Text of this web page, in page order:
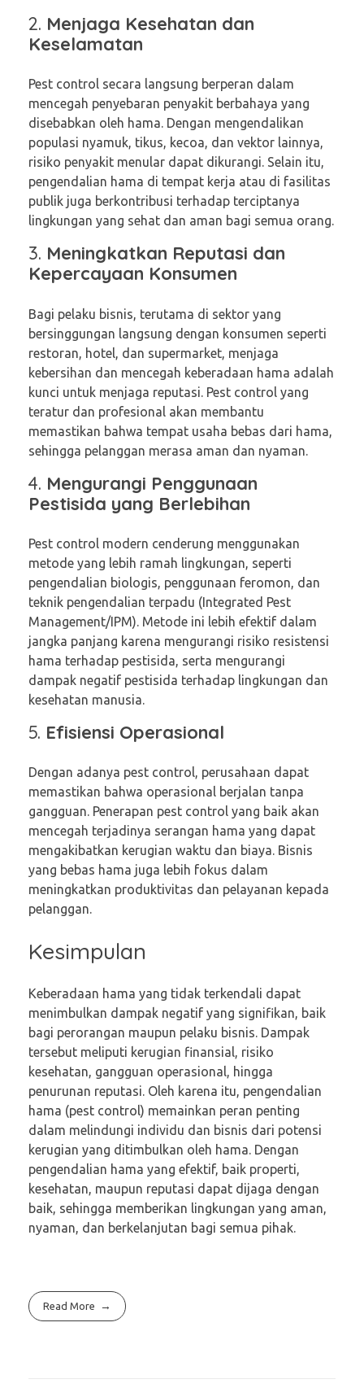
2. Menjaga Kesehatan dan
Keselamatan
Pest control secara langsung berperan dalam
mencegah penyebaran penyakit berbahaya yang
disebabkan oleh hama. Dengan mengendalikan
populasi nyamuk, tikus, kecoa, dan vektor lainnya,
risiko penyakit menular dapat dikurangi. Selain itu,
pengendalian hama di tempat kerja atau di fasilitas
publik juga berkontribusi terhadap terciptanya
lingkungan yang sehat dan aman bagi semua orang.
3. Meningkatkan Reputasi dan
Kepercayaan Konsumen
Bagi pelaku bisnis, terutama di sektor yang
bersinggungan langsung dengan konsumen seperti
restoran, hotel, dan supermarket, menjaga
kebersihan dan mencegah keberadaan hama adalah
kunci untuk menjaga reputasi. Pest control yang
teratur dan profesional akan membantu
memastikan bahwa tempat usaha bebas dari hama,
sehingga pelanggan merasa aman dan nyaman.
4. Mengurangi Penggunaan
Pestisida yang Berlebihan
Pest control modern cenderung menggunakan
metode yang lebih ramah lingkungan, seperti
pengendalian biologis, penggunaan feromon, dan
teknik pengendalian terpadu (Integrated Pest
Management/IPM). Metode ini lebih efektif dalam
jangka panjang karena mengurangi risiko resistensi
hama terhadap pestisida, serta mengurangi
dampak negatif pestisida terhadap lingkungan dan
kesehatan manusia.
5. Efisiensi Operasional
Dengan adanya pest control, perusahaan dapat
memastikan bahwa operasional berjalan tanpa
gangguan. Penerapan pest control yang baik akan
mencegah terjadinya serangan hama yang dapat
mengakibatkan kerugian waktu dan biaya. Bisnis
yang bebas hama juga lebih fokus dalam
meningkatkan produktivitas dan pelayanan kepada
pelanggan.
Kesimpulan
Keberadaan hama yang tidak terkendali dapat
menimbulkan dampak negatif yang signifikan, baik
bagi perorangan maupun pelaku bisnis. Dampak
tersebut meliputi kerugian finansial, risiko
kesehatan, gangguan operasional, hingga
penurunan reputasi. Oleh karena itu, pengendalian
hama (pest control) memainkan peran penting
dalam melindungi individu dan bisnis dari potensi
kerugian yang ditimbulkan oleh hama. Dengan
pengendalian hama yang efektif, baik properti,
kesehatan, maupun reputasi dapat dijaga dengan
baik, sehingga memberikan lingkungan yang aman,
nyaman, dan berkelanjutan bagi semua pihak.
Read More